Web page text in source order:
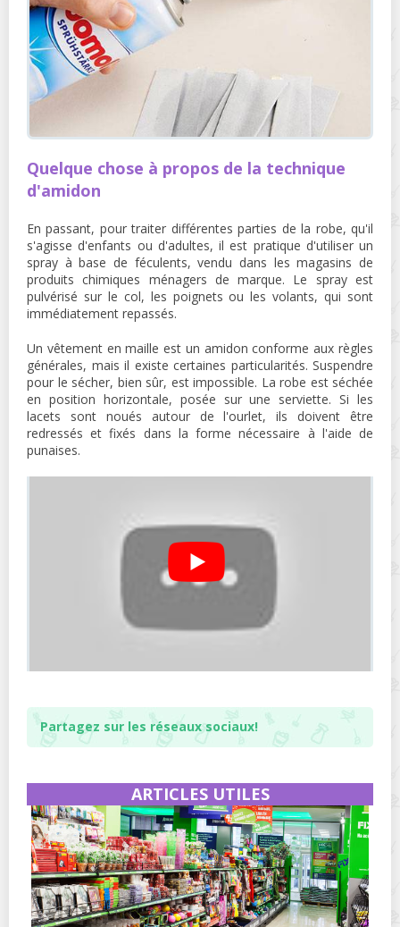
Quelque chose à propos de la technique
d'amidon
En passant, pour traiter différentes parties de la robe, qu'il
s'agisse d'enfants ou d'adultes, il est pratique d'utiliser un
spray à base de féculents, vendu dans les magasins de
produits chimiques ménagers de marque. Le spray est
pulvérisé sur le col, les poignets ou les volants, qui sont
immédiatement repassés.
Un vêtement en maille est un amidon conforme aux règles
générales, mais il existe certaines particularités. Suspendre
pour le sécher, bien sûr, est impossible. La robe est séchée
en position horizontale, posée sur une serviette. Si les
lacets sont noués autour de l'ourlet, ils doivent être
redressés et fixés dans la forme nécessaire à l'aide de
punaises.
Partagez sur les réseaux sociaux!
ARTICLES UTILES